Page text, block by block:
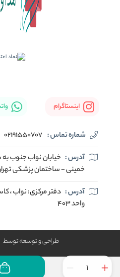
اینستاگرام
شماره تماس : 02191550707
آدرس : خیابان نواب جنوب
خمینی - ساختمان پزشکی تهران
آدرس : دفتر مرکزی: نواب ،
واحد ۴۰۳
طراحی و توسعه توسط